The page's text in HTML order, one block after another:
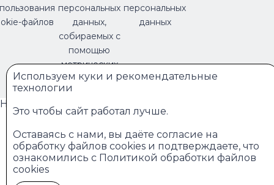
файлов
персональных
данных,
собираемых с
помощью
метрических
программ
персональных
данных
Наверх
Используем куки и рекомендательные
технологии
Это чтобы сайт работал лучше.
Оставаясь с нами, вы даёте согласие на
обработку файлов cookies и подтверждаете, что
ознакомились с Политикой обработки файлов
cookies